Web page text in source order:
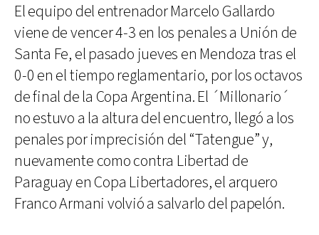
El equipo del entrenador Marcelo Gallardo
viene de vencer 4-3 en los penales a Unión de
Santa Fe, el pasado jueves en Mendoza tras el
0-0 en el tiempo reglamentario, por los octavos
de final de la Copa Argentina. El ´Millonario´
no estuvo a la altura del encuentro, llegó a los
penales por imprecisión del “Tatengue” y,
nuevamente como contra Libertad de
Paraguay en Copa Libertadores, el arquero
Franco Armani volvió a salvarlo del papelón.